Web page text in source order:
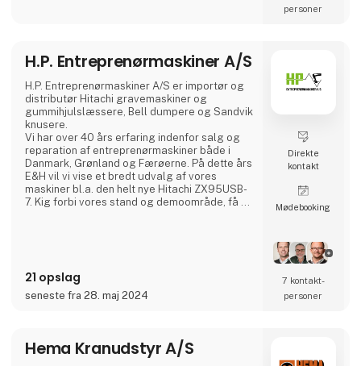
7:00
personer
H.P. Entreprenørmaskiner A/S
H.P. Entreprenørmaskiner A/S er importør og
distributør Hitachi gravemaskiner og
gummihjulslæssere, Bell dumpere og Sandvik
knusere.
Vi har over 40 års erfaring indenfor salg og
reparation af entreprenørmaskiner både i
Danmark, Grønland og Færøerne. På dette års
E&H vil vi vise et bredt udvalg af vores
maskiner bl.a. den helt nye Hitachi ZX95USB-
7. Kig forbi vores stand og demoområde, få en
21 opslag
seneste fra 28. maj 2024
Direkte
kontakt
Møde­booking
7 kontakt­
personer
Hema Kranudstyr A/S